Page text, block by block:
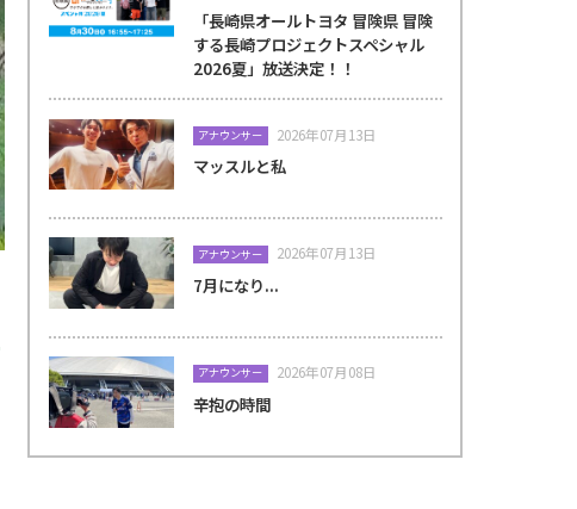
「長崎県オールトヨタ 冒険県 冒険
する長崎プロジェクトスペシャル
2026夏」放送決定！！
アナウンサー 2026年07月13日
マッスルと私
アナウンサー 2026年07月13日
7月になり...
アナウンサー 2026年07月08日
辛抱の時間